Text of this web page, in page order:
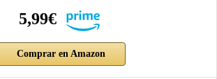
5,99€
Comprar en Amazon